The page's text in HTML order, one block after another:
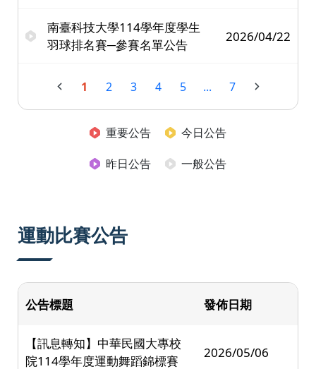
南臺科技大學114學年度學生
羽球排名賽─參賽名單公告
2026/04/22
1 2 3 4 5 ... 7
重要公告
今日公告
昨日公告
一般公告
運動比賽公告
公告標題 發佈日期
【訊息轉知】中華民國大專校
院114學年度運動舞蹈錦標賽
2026/05/06